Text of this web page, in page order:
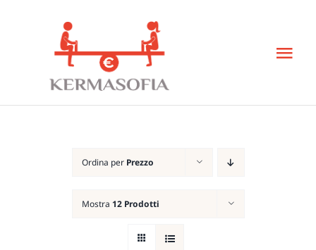
Ordina per Prezzo
Mostra 12 Prodotti